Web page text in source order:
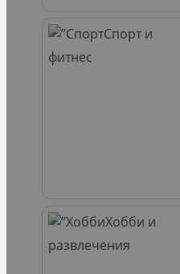
Спорт и
фитнес
Хобби и
развлечения